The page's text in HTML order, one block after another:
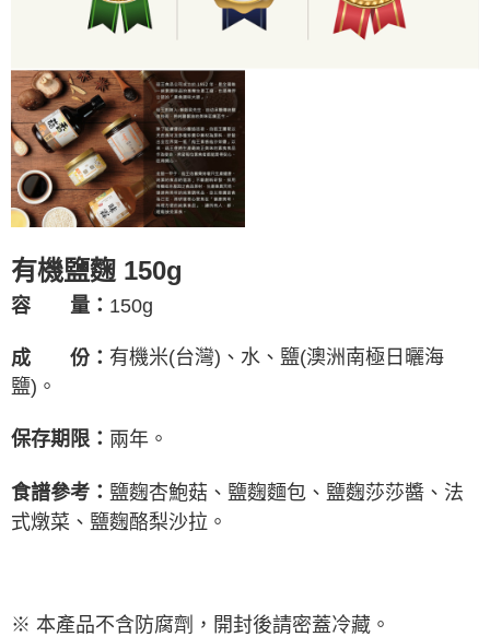
有機鹽麴 150g
容 量： 150g
成 份： 有機米(台灣)、水、鹽(澳洲南極日曬海
鹽)。
保存期限： 兩年。
食譜參考： 鹽麴杏鮑菇、鹽麴麵包、鹽麴莎莎醬、法
式燉菜、鹽麴酪梨沙拉。
※ 本產品不含防腐劑，開封後請密蓋冷藏。